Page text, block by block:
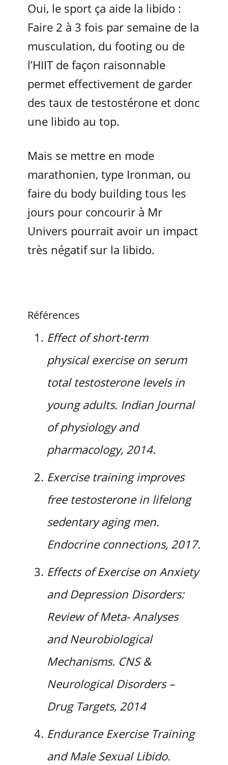
Oui, le sport ça aide la libido :
Faire 2 à 3 fois par semaine de la
musculation, du footing ou de
l’HIIT de façon raisonnable
permet effectivement de garder
des taux de testostérone et donc
une libido au top.
Mais se mettre en mode
marathonien, type Ironman, ou
faire du body building tous les
jours pour concourir à Mr
Univers pourrait avoir un impact
très négatif sur la libido.
Références
Effect of short-term
physical exercise on serum
total testosterone levels in
young adults. Indian Journal
of physiology and
pharmacology, 2014.
Exercise training improves
free testosterone in lifelong
sedentary aging men.
Endocrine connections, 2017.
Effects of Exercise on Anxiety
and Depression Disorders:
Review of Meta- Analyses
and Neurobiological
Mechanisms. CNS &
Neurological Disorders –
Drug Targets, 2014
Endurance Exercise Training
and Male Sexual Libido.